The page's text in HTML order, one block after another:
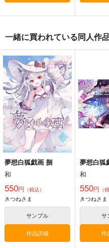
コミケ童話の裏話総集
編4
おのでら総本舗
1,540円（税込）
オリジナル メロス
サンプル
カート
FETISH
ロイヤ
青山 澄
白峰 莉
メレ・レサ
一緒に買われている同人作
夢想白狐戯画 捌
和
550円 （税込）
きつねさま
サンプル
作品詳細
夢想白狐
和
550円 （
きつねさま
サ
作